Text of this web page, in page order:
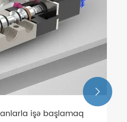
işə başlamaq
